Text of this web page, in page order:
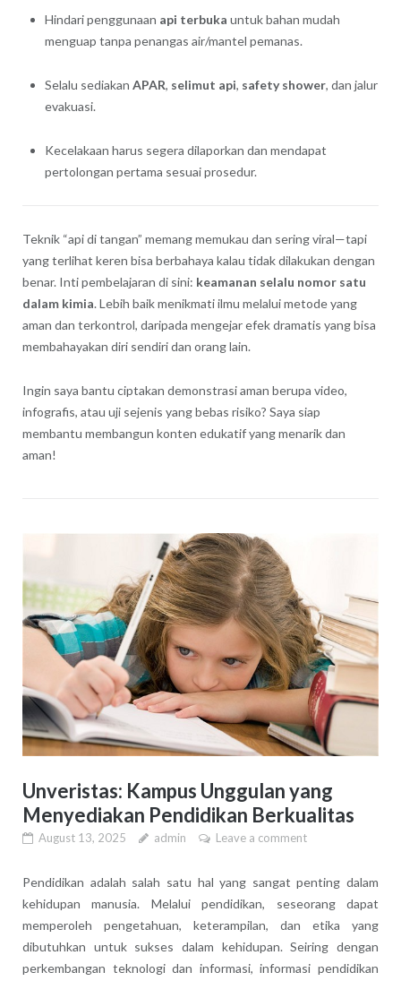
Hindari penggunaan api terbuka untuk bahan mudah
menguap tanpa penangas air/mantel pemanas.
Selalu sediakan APAR, selimut api, safety shower, dan jalur
evakuasi.
Kecelakaan harus segera dilaporkan dan mendapat
pertolongan pertama sesuai prosedur.
Teknik “api di tangan” memang memukau dan sering viral—tapi
yang terlihat keren bisa berbahaya kalau tidak dilakukan dengan
benar. Inti pembelajaran di sini: keamanan selalu nomor satu
dalam kimia. Lebih baik menikmati ilmu melalui metode yang
aman dan terkontrol, daripada mengejar efek dramatis yang bisa
membahayakan diri sendiri dan orang lain.
Ingin saya bantu ciptakan demonstrasi aman berupa video,
infografis, atau uji sejenis yang bebas risiko? Saya siap
membantu membangun konten edukatif yang menarik dan
aman!
Unveristas: Kampus Unggulan yang
Menyediakan Pendidikan Berkualitas
August 13, 2025 admin Leave a comment
Pendidikan adalah salah satu hal yang sangat penting dalam
kehidupan manusia. Melalui pendidikan, seseorang dapat
memperoleh pengetahuan, keterampilan, dan etika yang
dibutuhkan untuk sukses dalam kehidupan. Seiring dengan
perkembangan teknologi dan informasi, informasi pendidikan